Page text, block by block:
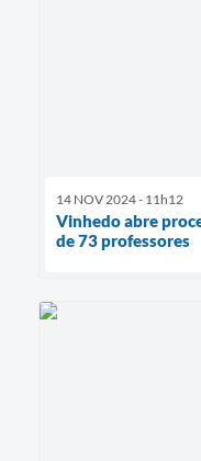
14 NOV 2024 - 11h12
Vinhedo abre
de 73 professores